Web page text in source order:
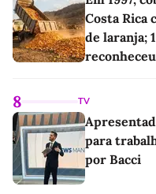
Costa Rica
de laranja;
8 TV
para
por Bacci